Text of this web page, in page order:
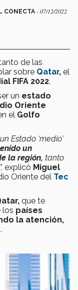
CONECTA - 07/12/2022
de las
sobre Qatar, el
FIFA 2022.
un estado
Oriente
el Golfo
Estado ‘medio’
un
la región, tanto
”, explicó Miguel
Oriente del Tec
que te
los países
la atención,